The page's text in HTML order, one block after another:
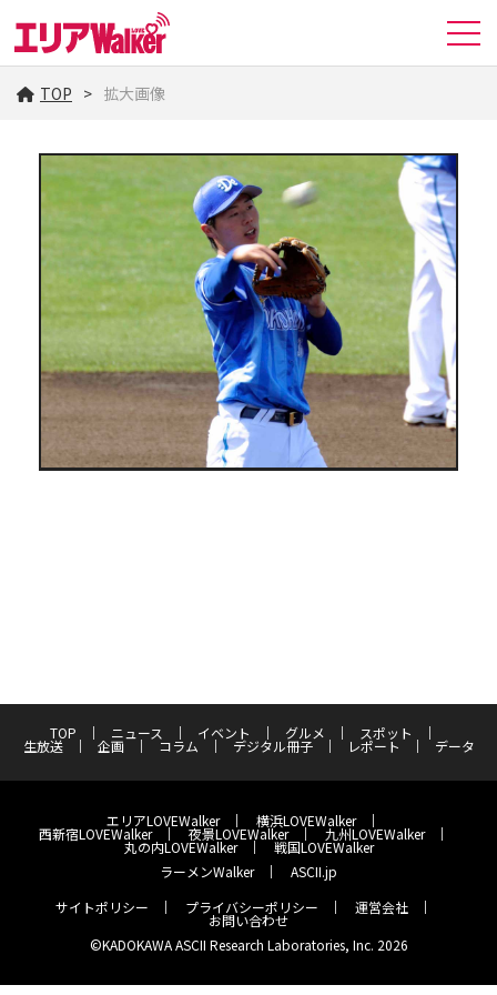
TOP 拡大画像
TOP ニュース イベント グルメ スポット
生放送 企画 コラム デジタル冊子 レポート データ
エリアLOVEWalker 横浜LOVEWalker
西新宿LOVEWalker 夜景LOVEWalker 九州LOVEWalker
丸の内LOVEWalker
戦国LOVEWalker
ラーメンWalker
ASCII.jp
サイトポリシー
プライバシーポリシー 運営会社
お問い合わせ
©KADOKAWA ASCII Research Laboratories, Inc. 2026